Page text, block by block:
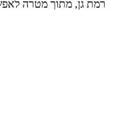
רמת גן, מתוך מטרה